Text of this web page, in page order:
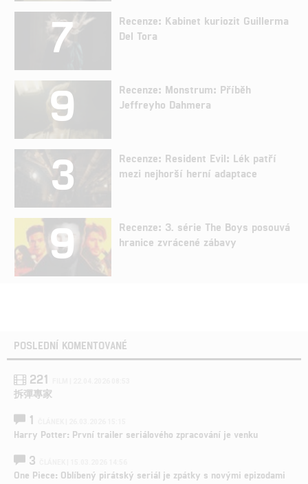
7
Recenze: Kabinet kuriozit Guillerma
Del Tora
9
Recenze: Monstrum: Příběh
Jeffreyho Dahmera
3
Recenze: Resident Evil: Lék patří
mezi nejhorší herní adaptace
9
Recenze: 3. série The Boys posouvá
hranice zvrácené zábavy
POSLEDNÍ KOMENTOVANÉ
221
拆彈專家
1
Harry Potter: První trailer seriálového zpracování je venku
3
One Piece: Oblíbený pirátský seriál je zpátky s novými epizodami